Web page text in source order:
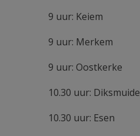
9 uur: Keiem
9 uur: Merkem
9 uur: Oostkerke
10.30 uur: Diksmuide
10.30 uur: Esen